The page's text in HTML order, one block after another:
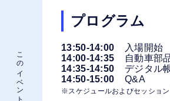
プログラム
13:50-14:00
入場開始
14:00-14:35
自動車部
14:35-14:50
デジタル
14:50-15:00
Q&A
※スケジュールおよびセッショ